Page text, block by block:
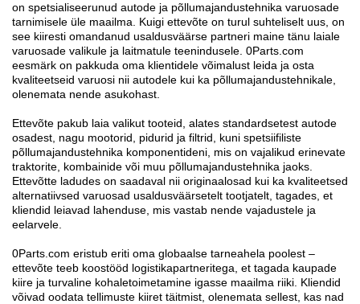
on spetsialiseerunud autode ja põllumajandustehnika varuosade
tarnimisele üle maailma. Kuigi ettevõte on turul suhteliselt uus, on
see kiiresti omandanud usaldusväärse partneri maine tänu laiale
varuosade valikule ja laitmatule teenindusele. 0Parts.com
eesmärk on pakkuda oma klientidele võimalust leida ja osta
kvaliteetseid varuosi nii autodele kui ka põllumajandustehnikale,
olenemata nende asukohast.
Ettevõte pakub laia valikut tooteid, alates standardsetest autode
osadest, nagu mootorid, pidurid ja filtrid, kuni spetsiifiliste
põllumajandustehnika komponentideni, mis on vajalikud erinevate
traktorite, kombainide või muu põllumajandustehnika jaoks.
Ettevõtte ladudes on saadaval nii originaalosad kui ka kvaliteetsed
alternatiivsed varuosad usaldusväärsetelt tootjatelt, tagades, et
kliendid leiavad lahenduse, mis vastab nende vajadustele ja
eelarvele.
0Parts.com eristub eriti oma globaalse tarneahela poolest –
ettevõte teeb koostööd logistikapartneritega, et tagada kaupade
kiire ja turvaline kohaletoimetamine igasse maailma riiki. Kliendid
võivad oodata tellimuste kiiret täitmist, olenemata sellest, kas nad